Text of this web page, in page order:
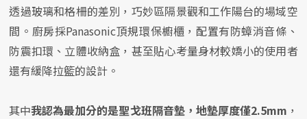
透過玻璃和格柵的差別，巧妙區隔景觀和工作陽台的場域空
間。廚房採Panasonic頂規環保櫥櫃，配置有防蟑消音條、
防震扣環、立體收納盒，甚至貼心考量身材較嬌小的使用者
還有緩降拉籃的設計。
其中我認為最加分的是聖戈班隔音墊，地墊厚度僅2.5mm ，